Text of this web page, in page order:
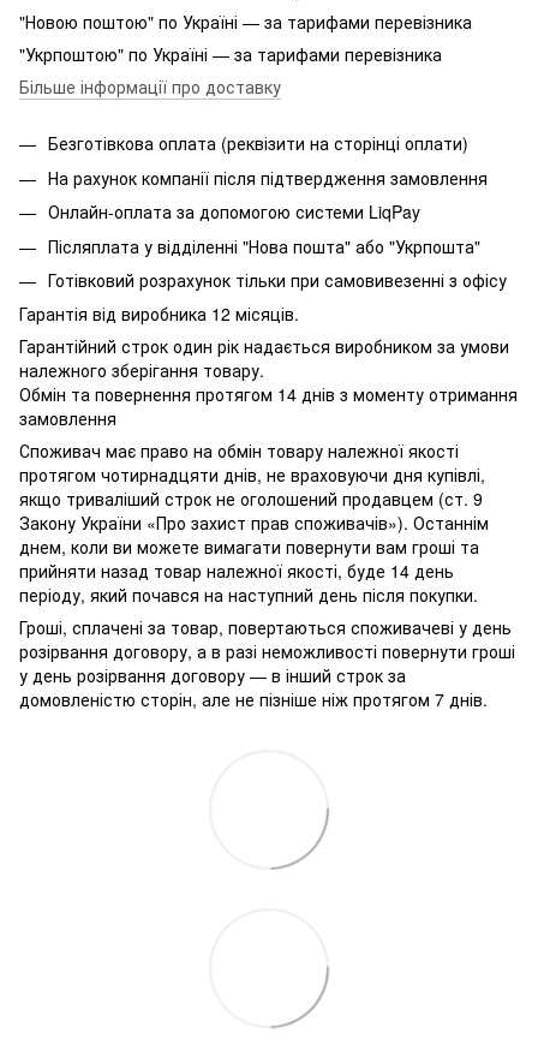
"Новою поштою" по Україні — за тарифами перевізника
"Укрпоштою" по Україні — за тарифами перевізника
Більше інформації про доставку
Безготівкова оплата (реквізити на сторінці оплати)
На рахунок компанії після підтвердження замовлення
Онлайн-оплата за допомогою системи LiqPay
Післяплата у відділенні "Нова пошта" або "Укрпошта"
Готівковий розрахунок тільки при самовивезенні з офісу
Гарантія від виробника 12 місяців.
Гарантійний строк один рік надається виробником за умови
належного зберігання товару.
Обмін та повернення протягом 14 днів з моменту отримання
замовлення
Споживач має право на обмін товару належної якості
протягом чотирнадцяти днів, не враховуючи дня купівлі,
якщо триваліший строк не оголошений продавцем (ст. 9
Закону України «Про захист прав споживачів»). Останнім
днем, коли ви можете вимагати повернути вам гроші та
прийняти назад товар належної якості, буде 14 день
періоду, який почався на наступний день після покупки.
Гроші, сплачені за товар, повертаються споживачеві у день
розірвання договору, а в разі неможливості повернути гроші
у день розірвання договору — в інший строк за
домовленістю сторін, але не пізніше ніж протягом 7 днів.